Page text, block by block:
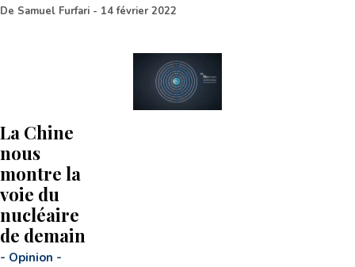
De Samuel Furfari - 14 février 2022
La Chine
nous
montre la
voie du
nucléaire
de demain
- Opinion -